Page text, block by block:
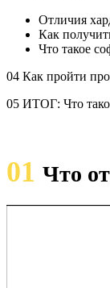
Отличия
Как
Что такое
04 Как пройти
05 ИТОГ: Что
01 Что